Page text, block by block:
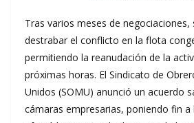
Tras varios meses de negociaciones,
destrabar el conflicto en la flota
permitiendo la reanudación de la
próximas horas. El Sindicato de
Unidos (SOMU) anunció un acuerdo
cámaras empresarias, poniendo fin a